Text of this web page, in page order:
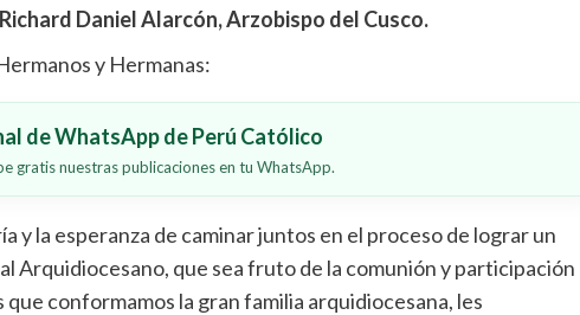
Daniel Alarcón, Arzobispo del Cusco.
y Hermanas:
de WhatsApp de Perú Católico
gratis nuestras publicaciones en tu WhatsApp.
y la esperanza de caminar juntos en el proceso de lograr un
Arquidiocesano, que sea fruto de la comunión y participación
que conformamos la gran familia arquidiocesana, les